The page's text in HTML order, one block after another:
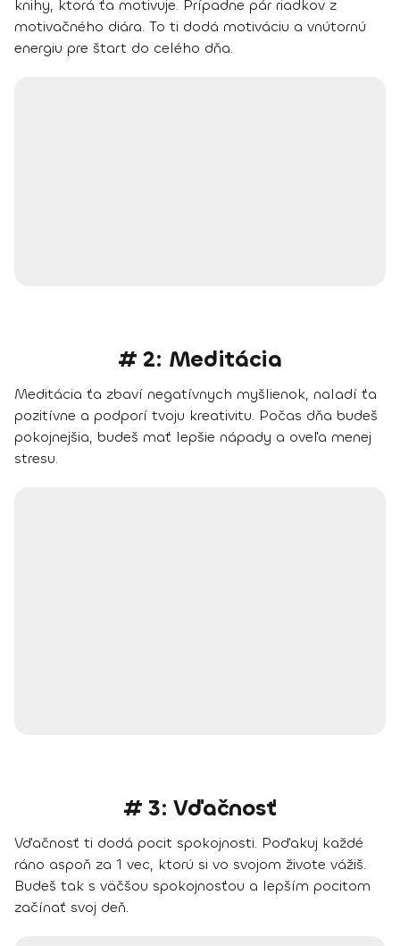
knihy, ktorá ťa motivuje. Prípadne pár riadkov z
motivačného diára. To ti dodá motiváciu a vnútornú
energiu pre štart do celého dňa.
# 2: Meditácia
Meditácia ťa zbaví negatívnych myšlienok, naladí ťa
pozitívne a podporí tvoju kreativitu. Počas dňa budeš
pokojnejšia, budeš mať lepšie nápady a oveľa menej
stresu.
# 3: Vďačnosť
Vďačnosť ti dodá pocit spokojnosti. Poďakuj každé
ráno aspoň za 1 vec, ktorú si vo svojom živote vážiš.
Budeš tak s väčšou spokojnosťou a lepším pocitom
začínať svoj deň.